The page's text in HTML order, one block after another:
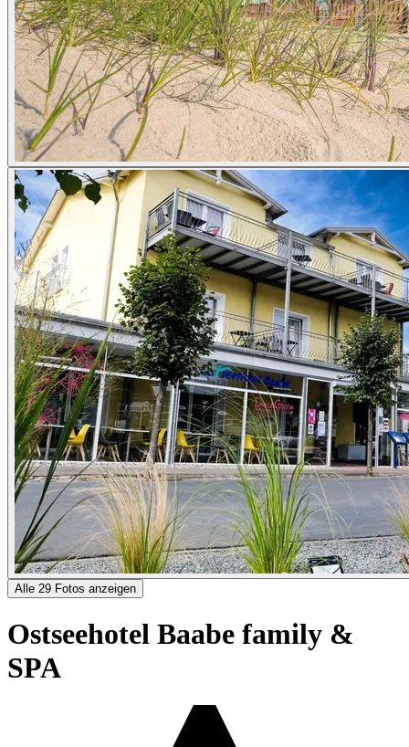
Alle 29 Fotos anzeigen
Ostseehotel Baabe family &
SPA